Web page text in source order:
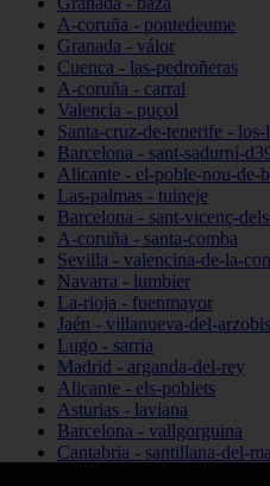
A-coruña - pontedeume
Granada - válor
Cuenca - las-pedroñeras
A-coruña - carral
Valencia - puçol
Santa-cruz-de-tenerife -
Barcelona - sant-sadurní-
Alicante - el-poble-nou-de-
Las-palmas - tuineje
Barcelona - sant-vicenç-
A-coruña - santa-comba
Sevilla - valencina-de-la-
Navarra - lumbier
La-rioja - fuenmayor
Jaén - villanueva-del-
Lugo - sarria
Madrid - arganda-del-rey
Alicante - els-poblets
Asturias - laviana
Barcelona - vallgorguina
Cantabria - santillana-del-